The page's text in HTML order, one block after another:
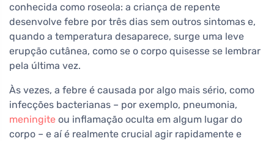
conhecida como roseola: a criança de repente
desenvolve febre por três dias sem outros sintomas e,
quando a temperatura desaparece, surge uma leve
erupção cutânea, como se o corpo quisesse se lembrar
pela última vez.
Às vezes, a febre é causada por algo mais sério, como
infecções bacterianas – por exemplo, pneumonia,
meningite ou inflamação oculta em algum lugar do
corpo – e aí é realmente crucial agir rapidamente e